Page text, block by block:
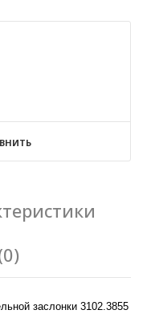
заслонки 3102.3855